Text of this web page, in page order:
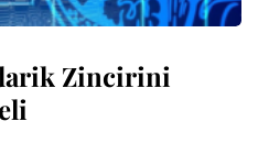
Zincirini